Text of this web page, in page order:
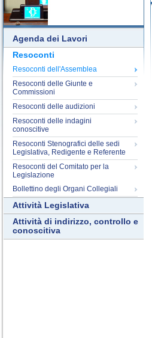
Agenda dei Lavori
Resoconti
Resoconti dell'Assemblea
Resoconti delle Giunte e
Commissioni
Resoconti delle audizioni
Resoconti delle indagini
conoscitive
Resoconti Stenografici delle sedi
Legislativa, Redigente e Referente
Resoconti del Comitato per la
Legislazione
Bollettino degli Organi Collegiali
Attività Legislativa
Attività di indirizzo, controllo e
conoscitiva